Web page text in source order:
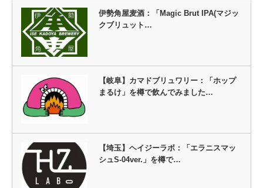
伊勢角屋麦酒：「Magic Brut IPA(マジッ
クブリュット…
【岐阜】カマドブリュワリー：「ホップ
まるけ」を樽で飲んでみました…
【埼玉】ヘイジーラボ：「エラニスマッ
シュS-04ver.」を樽で…